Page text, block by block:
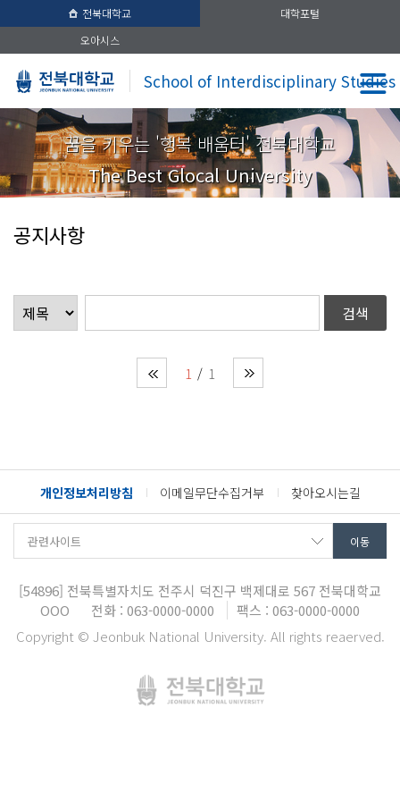
전북대학교
대학포털
오아시스
School of Interdisciplinary Studies
꿈을 키우는 '행복 배움터' 전북대학교
The Best Glocal University
공지사항
1 1
개인정보처리방침 이메일무단수집거부 찾아오시는길
[54896] 전북특별자치도 전주시 덕진구 백제대로 567 전북대학교
OOO
전화 : 063-0000-0000
팩스 : 063-0000-0000
Copyright © Jeonbuk National University. All rights reaerved.